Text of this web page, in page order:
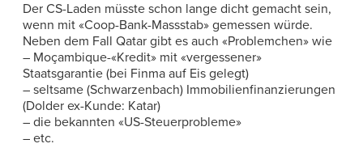
Der CS-Laden müsste schon lange dicht gemacht sein,
wenn mit «Coop-Bank-Massstab» gemessen würde.
Neben dem Fall Qatar gibt es auch «Problemchen» wie
– Moçambique-«Kredit» mit «vergessener»
Staatsgarantie (bei Finma auf Eis gelegt)
– seltsame (Schwarzenbach) Immobilienfinanzierungen
(Dolder ex-Kunde: Katar)
– die bekannten «US-Steuerprobleme»
– etc.